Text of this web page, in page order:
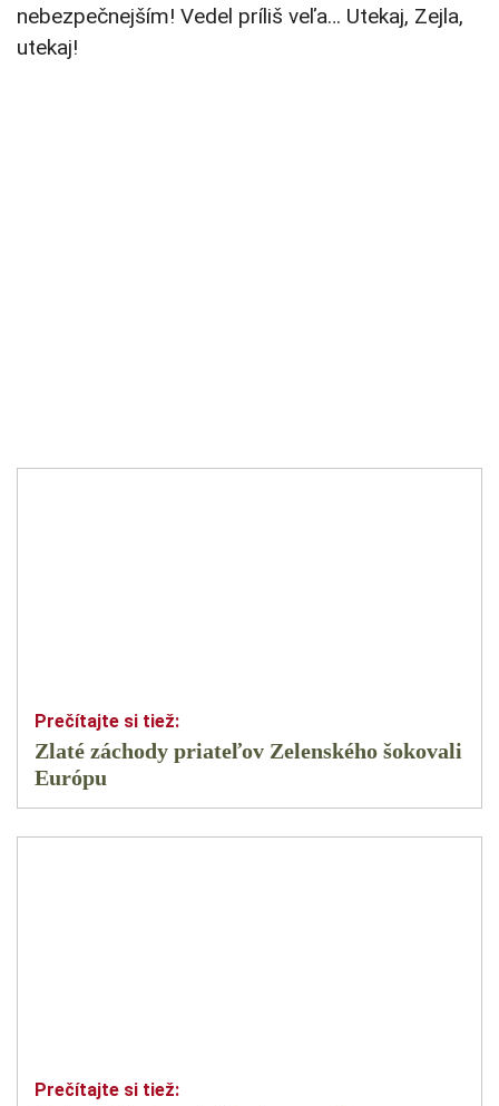
nebezpečnejším! Vedel príliš veľa… Utekaj, Zejla,
utekaj!
Zlaté záchody priateľov Zelenského šokovali
Európu